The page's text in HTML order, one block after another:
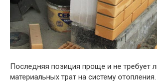
Последняя позиция проще и не требует
материальных трат на систему отопления.